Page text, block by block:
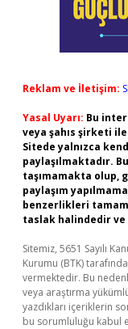
Reklam ve İletişim:
Yasal Uyarı: Bu
veya şahıs şirketi
Sitede yalnızca
paylaşılmaktadır.
taşımamakta olup,
paylaşım
benzerlikleri
taslak halindedir
Sitemiz, 5651 Sayılı
Kurumu (BTK)
vermektedir. Bu
veya araştırma
yazdıkları içeriklerin
bu sorumluluğu kabul